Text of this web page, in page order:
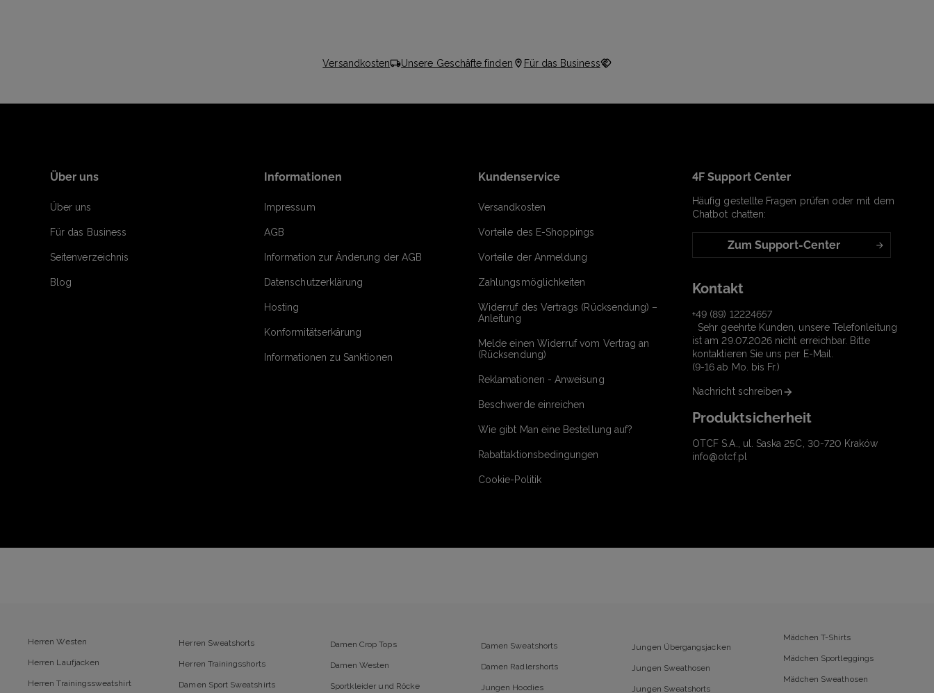
Versandkosten Unsere Geschäfte finden Für das Business
Über uns
Über uns
Für das Business
Seitenverzeichnis
Blog
Informationen
Impressum
AGB
Information zur Änderung der AGB
Datenschutzerklärung
Hosting
Konformitätserkärung
Informationen zu Sanktionen
Kundenservice
Versandkosten
Vorteile des E-Shoppings
Vorteile der Anmeldung
Zahlungsmöglichkeiten
Widerruf des Vertrags (Rücksendung) –
Anleitung
Melde einen Widerruf vom Vertrag an
(Rücksendung)
Reklamationen - Anweisung
Beschwerde einreichen
Wie gibt Man eine Bestellung auf?
Rabattaktionsbedingungen
Cookie-Politik
4F Support Center
Häufig gestellte Fragen prüfen oder mit dem
Chatbot chatten:
Zum Support-Center
Kontakt
+49 (89) 12224657
Sehr geehrte Kunden, unsere Telefonleitung
ist am 29.07.2026 nicht erreichbar. Bitte
kontaktieren Sie uns per E-Mail.
(9-16 ab Mo. bis Fr.)
Nachricht schreiben
Produktsicherheit
OTCF S.A., ul. Saska 25C, 30-720 Kraków
info@otcf.pl
Herren Westen
Herren Laufjacken
Herren Trainingssweatshirt
Herren Sweatshorts
Herren Trainingsshorts
Damen Sport Sweatshirts
Damen Crop Tops
Damen Westen
Sportkleider und Röcke
Damen Sweatshorts
Damen Radlershorts
Jungen Hoodies
Jungen Übergangsjacken
Jungen Sweathosen
Jungen Sweatshorts
Mädchen T-Shirts
Mädchen Sportleggings
Mädchen Sweathosen